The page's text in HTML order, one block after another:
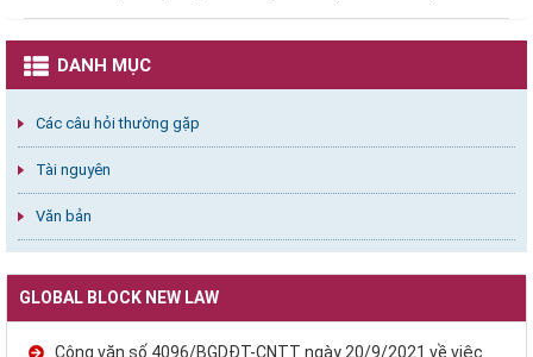
DANH MỤC
Các câu hỏi thường gặp
Tài nguyên
Văn bản
GLOBAL BLOCK NEW LAW
Công văn số 4096/BGDĐT-CNTT ngày 20/9/2021 về việc